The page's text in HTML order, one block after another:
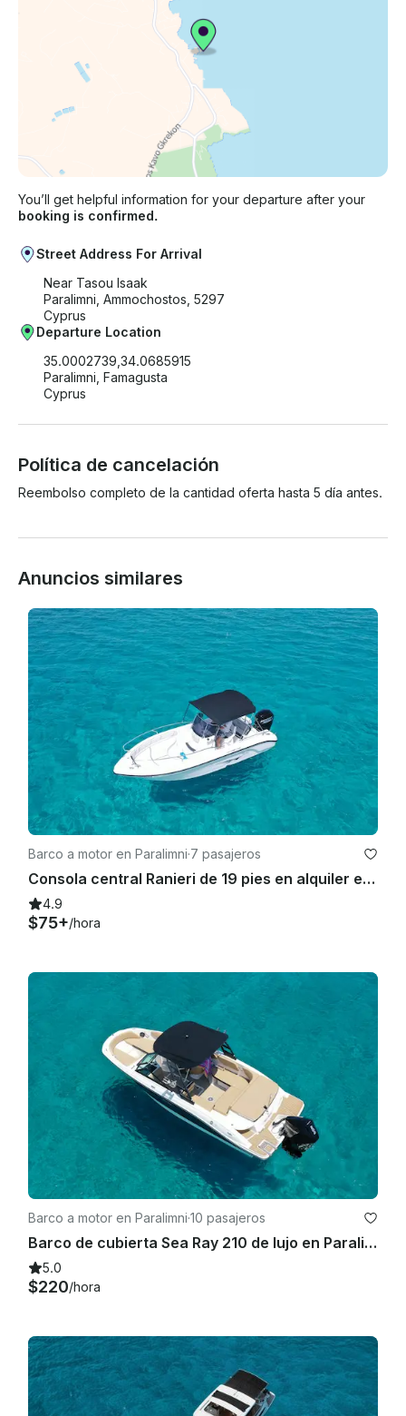
You’ll get helpful information for your departure after your
booking is confirmed.
Street Address For Arrival
Near Tasou Isaak
Paralimni, Ammochostos, 5297
Cyprus
Departure Location
35.0002739,34.0685915
Paralimni, Famagusta
Cyprus
Política de cancelación
Reembolso completo de la cantidad oferta hasta 5 día antes.
Anuncios similares
Barco a motor en Paralimni·7 pasajeros
Consola central Ranieri de 19 pies en alquiler en Paralimni, Chipre
4.9
$75+/hora
Barco a motor en Paralimni·10 pasajeros
Barco de cubierta Sea Ray 210 de lujo en Paralimni, Chipre
5.0
$220/hora